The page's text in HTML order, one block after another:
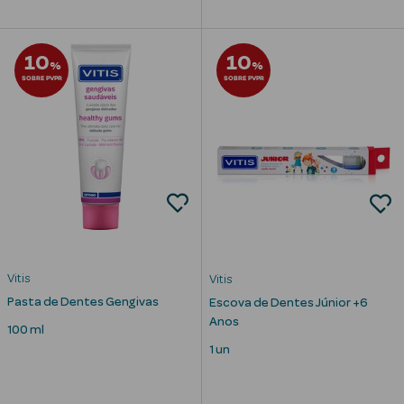
Desmaquilhantes
Água Micelar
Solares
Máscaras
Faciais
10%
SOBRE PVPR
Vitis
Pasta de Dentes Gengivas
100 ml
10%
SOBRE PVPR
Vitis
Escova de Dentes Júnior +6
Anos
1 un